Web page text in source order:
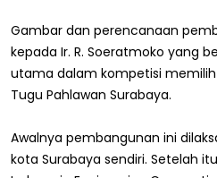
Gambar dan perencanaan
kepada Ir. R. Soeratmoko yang
utama dalam kompetisi
Tugu Pahlawan Surabaya.
Awalnya pembangunan ini
kota Surabaya sendiri. Setelah